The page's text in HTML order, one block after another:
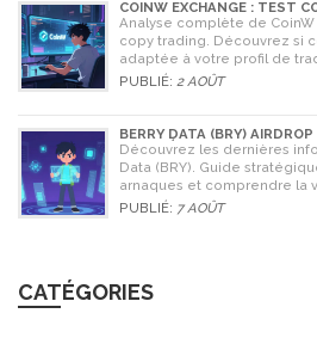
COINW EXCHANGE : TEST
EN 2026
Analyse complète de
copy trading. Découvrez si
adaptée à votre profil de
PUBLIÉ: 2 AOÛT
BERRY DATA (BRY)
STRATÉGIES POUR NE RIEN
Découvrez les dernières
Data (BRY). Guide
arnaques et comprendre la
2026.
PUBLIÉ: 7 AOÛT
CATÉGORIES